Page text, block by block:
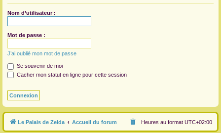
Nom d’utilisateur :
Mot de passe :
J’ai oublié mon mot de passe
Se souvenir de moi
Cacher mon statut en ligne pour cette session
Le Palais de Zelda Accueil du forum Heures au format UTC+02:00